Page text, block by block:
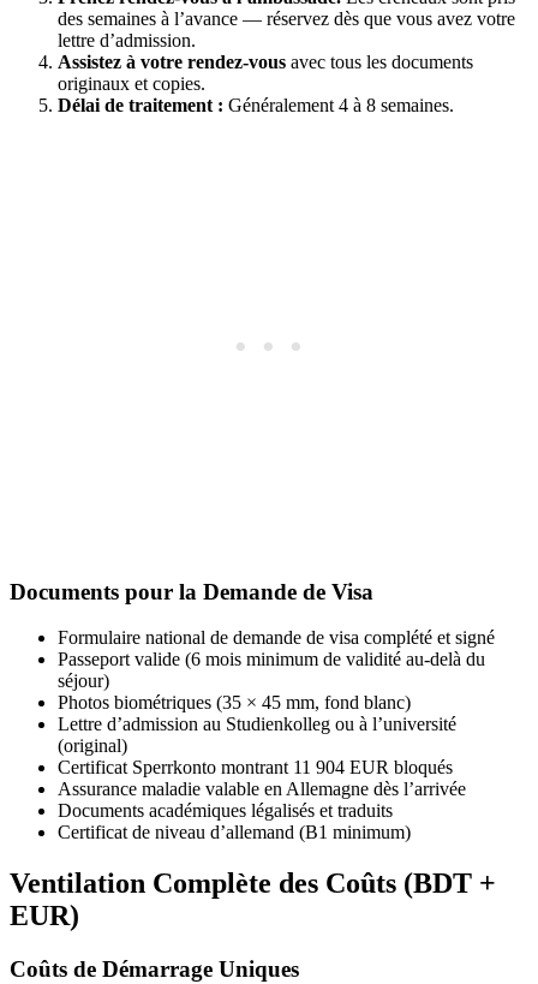
des semaines à l’avance — réservez dès que vous avez votre
lettre d’admission.
Assistez à votre rendez-vous avec tous les documents
originaux et copies.
Délai de traitement : Généralement 4 à 8 semaines.
Documents pour la Demande de Visa
Formulaire national de demande de visa complété et signé
Passeport valide (6 mois minimum de validité au-delà du
séjour)
Photos biométriques (35 × 45 mm, fond blanc)
Lettre d’admission au Studienkolleg ou à l’université
(original)
Certificat Sperrkonto montrant 11 904 EUR bloqués
Assurance maladie valable en Allemagne dès l’arrivée
Documents académiques légalisés et traduits
Certificat de niveau d’allemand (B1 minimum)
Ventilation Complète des Coûts (BDT +
EUR)
Coûts de Démarrage Uniques